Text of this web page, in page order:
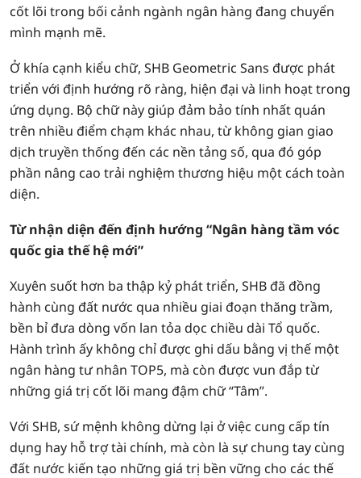
cốt lõi trong bối cảnh ngành ngân hàng đang chuyển
mình mạnh mẽ.
Ở khía cạnh kiểu chữ, SHB Geometric Sans được phát
triển với định hướng rõ ràng, hiện đại và linh hoạt trong
ứng dụng. Bộ chữ này giúp đảm bảo tính nhất quán
trên nhiều điểm chạm khác nhau, từ không gian giao
dịch truyền thống đến các nền tảng số, qua đó góp
phần nâng cao trải nghiệm thương hiệu một cách toàn
diện.
Từ nhận diện đến định hướng “Ngân hàng tầm vóc
quốc gia thế hệ mới”
Xuyên suốt hơn ba thập kỷ phát triển, SHB đã đồng
hành cùng đất nước qua nhiều giai đoạn thăng trầm,
bền bỉ đưa dòng vốn lan tỏa dọc chiều dài Tổ quốc.
Hành trình ấy không chỉ được ghi dấu bằng vị thế một
ngân hàng tư nhân TOP5, mà còn được vun đắp từ
những giá trị cốt lõi mang đậm chữ “Tâm”.
Với SHB, sứ mệnh không dừng lại ở việc cung cấp tín
dụng hay hỗ trợ tài chính, mà còn là sự chung tay cùng
đất nước kiến tạo những giá trị bền vững cho các thế